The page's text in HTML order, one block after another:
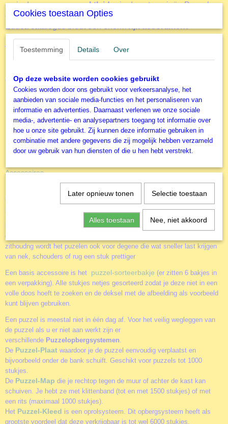
en is daarmee eenmarktleiderin de categorieën Puzzels
en Spellen. Het merk Educa staat garant voor
legpuzzelsvooralle leeftijden
van hun prestigieuze eigen merk en de meest populaire
licenties. En dankzij degratis puzzellijmdie in de doos
ophangen, zoals ook dezeLand van de Dinosaurussen
is ook een merk dat gespecialiseerd is in grote puzzels.
Puzzels van 6.000, 8.000 of zelfs 42.000 (!) stukjes... dat
produceren ze met gemak!
Deze legpuzzel van EducaLand van de Dinosaurussen
1000 stukjes.
Accessoires
Door het gebruik van de diverse accessoires kun je het puzzelen nog
leuker maken. Of je nu alleen of samen aan een puzzel werkt. Of je
puzzels vaker wil maken of juist aan de muur wil hangen.
. Dit geweldige hulpmiddel voor het zeer
comfortabel in elkaar leggen van een legpuzzel. Door een rechtere
zithoudng wordt het puzelen ook voor degene die wat sneller last krijgen
van nek, schouders of rug een stuk prettiger
Een basis accessoire is het puzzel-sorteerbakje (er zitten 6 bakjes in
een verpakking). Alle stukjes netjes gesorteerd zodat je deze niet in een
volle doos hoeft te zoeken en de deksel met de afbeelding als voorbeeld
kunt blijven gebruiken.
Een puzzel is meestal niet in één dag af. Voor het veilig wegleggen van
de puzzel als u er niet aan werkt zijn er
verschillende Puzzelopbergsystemen.
De Puzzel-Plaat waardoor je de puzzel eenvoudig verplaatst en
bijvoorbeeld onder de bank schuift. Geschikt voor puzzels tot 1000
stukjes.
De Puzzel-Map die je rechtop tegen de muur of achter de kast kan
schuiven. Je hebt ze met klittenband (tot en met 1500 stukjes) of met
een rits (maximaal 1000 stukjes).
Het Puzzel-Kleed is een oprolsysteem. Dit opbergsysteem heeft als
grootste voordeel dat deze verkrijgbaar is tot wel 6000 stukjes.
Cookies toestaan Opties
Toestemming Details Over
Op deze website worden cookies gebruikt
Cookies worden door ons gebruikt voor verkeersanalyse, het
aanbieden van sociale media-functies en het personaliseren van
informatie en advertenties. Daarnaast verlenen we onze sociale
media-, advertentie- en analysepartners toegang tot informatie over
hoe u onze site gebruikt. Zij kunnen deze informatie gebruiken in
combinatie met andere gegevens die zij mogelijk hebben verzameld
door uw gebruik van hun diensten of die u hen hebt verstrekt.
Later opnieuw tonen Selectie toestaan
Alles toestaan Nee, niet akkoord